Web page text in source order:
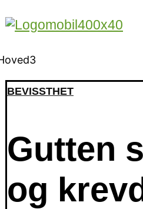
BEVISSTHET
Gutten
og